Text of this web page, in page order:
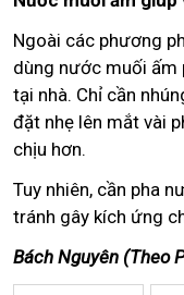
Ngoài các phương
dùng nước muối
tại nhà. Chỉ cần
đặt nhẹ lên mắt vài
chịu hơn.
Tuy nhiên, cần pha
tránh gây kích ứng
Bách Nguyên (Theo